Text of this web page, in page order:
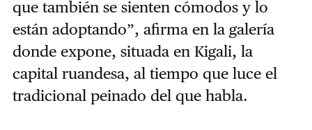
que también se sienten cómodos y lo
están adoptando”, afirma en la galería
donde expone, situada en Kigali, la
capital ruandesa, al tiempo que luce el
tradicional peinado del que habla.